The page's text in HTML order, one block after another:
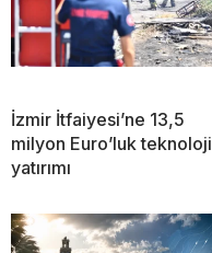
İzmir İtfaiyesi’ne 13,5
milyon Euro’luk teknoloji
yatırımı